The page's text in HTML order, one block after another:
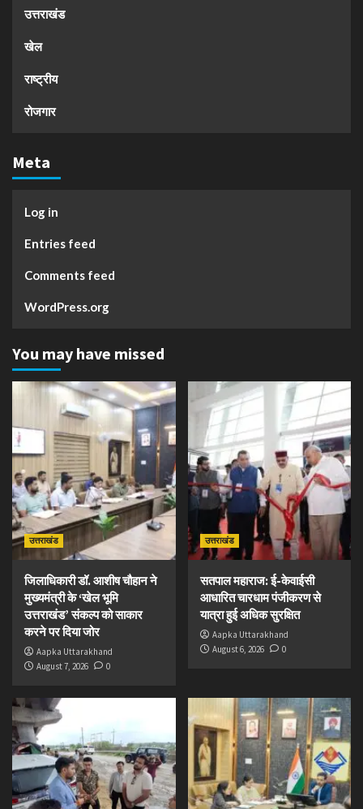
उत्तराखंड
खेल
राष्ट्रीय
रोजगार
Meta
Log in
Entries feed
Comments feed
WordPress.org
You may have missed
उत्तराखंड
जिलाधिकारी डॉ. आशीष चौहान ने
मुख्यमंत्री के ‘खेल भूमि
उत्तराखंड’ संकल्प को साकार
करने पर दिया जोर
Aapka Uttarakhand
August 7, 2026
0
उत्तराखंड
सतपाल महाराज: ई-केवाईसी
आधारित चारधाम पंजीकरण से
यात्रा हुई अधिक सुरक्षित
Aapka Uttarakhand
August 6, 2026
0